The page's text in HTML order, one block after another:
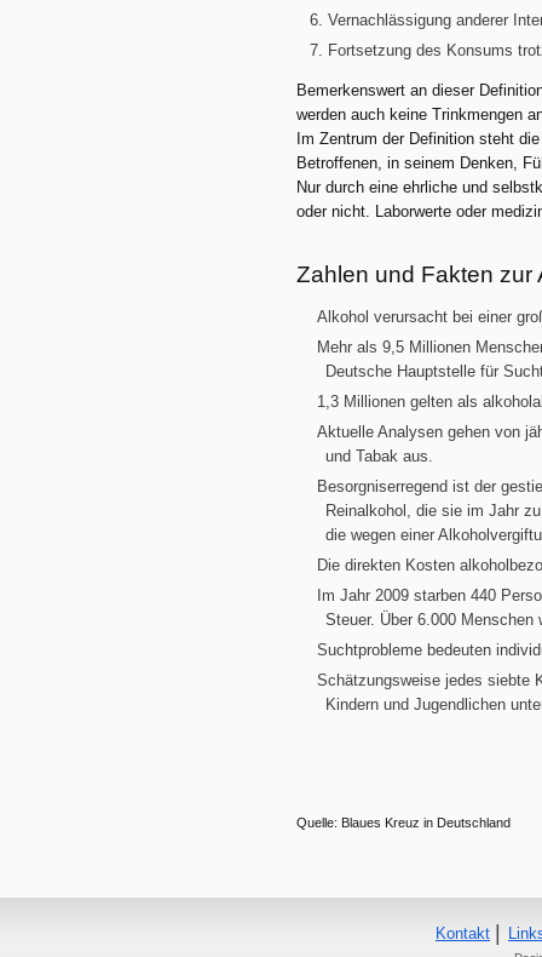
Vernachlässigung anderer
Fortsetzung des Konsums
Bemerkenswert an dieser
werden auch keine Trinkmengen
Im Zentrum der Definition steht
Betroffenen, in seinem Denken,
Nur durch eine ehrliche und
oder nicht. Laborwerte oder
Zahlen und Fakten zur
Alkohol verursacht bei einer
Mehr als 9,5 Millionen
Deutsche Hauptstelle für
1,3 Millionen gelten als
Aktuelle Analysen gehen von
und Tabak aus.
Besorgniserregend ist der
Reinalkohol, die sie im Jahr
die wegen einer
Die direkten Kosten
Im Jahr 2009 starben 440
Steuer. Über 6.000 Menschen
Suchtprobleme bedeuten
Schätzungsweise jedes siebte
Kindern und Jugendlichen
Quelle: Blaues Kreuz in Deutschland
Kontakt